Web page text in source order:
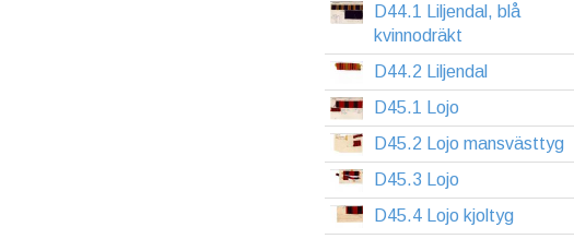
D44.1 Liljendal, blå
kvinnodräkt
D44.2 Liljendal
D45.1 Lojo
D45.2 Lojo mansvästtyg
D45.3 Lojo
D45.4 Lojo kjoltyg